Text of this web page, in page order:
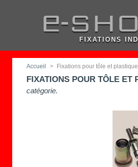
FIXATIONS
Accueil > Fixations pour tôle et plastique
FIXATIONS POUR TÔLE ET
catégorie.